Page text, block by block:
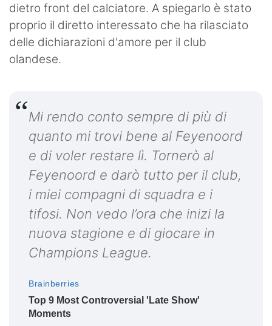
dietro front del calciatore. A spiegarlo è stato
proprio il diretto interessato che ha rilasciato
delle dichiarazioni d'amore per il club
olandese.
Mi rendo conto sempre di più di
quanto mi trovi bene al Feyenoord
e di voler restare lì. Tornerò al
Feyenoord e darò tutto per il club,
i miei compagni di squadra e i
tifosi. Non vedo l’ora che inizi la
nuova stagione e di giocare in
Champions League.